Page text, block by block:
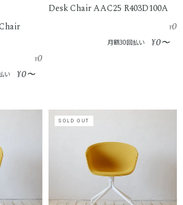
¥0
い ¥0〜
Desk Chair AAC25 R403D100A
¥0
月額30回払い ¥0〜
SOLD OUT